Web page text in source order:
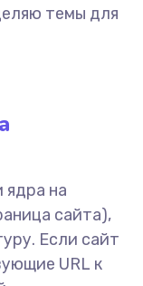
темы для
ядра на
сайта),
Если сайт
URL к